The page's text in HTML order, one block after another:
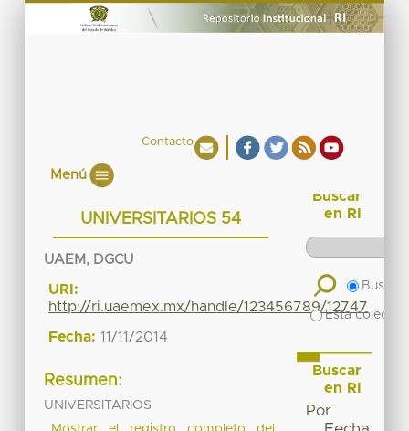
Contacto
Menú
UNIVERSITARIOS 54
UAEM, DGCU
URI:
http://ri.uaemex.mx/handle/123456789/12747
Fecha: 11/11/2014
Resumen:
UNIVERSITARIOS
Buscar
en RI
Buscar
Esta
Buscar
en RI
Por